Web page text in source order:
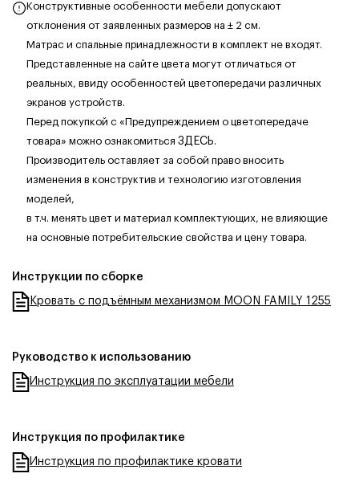
Конструктивные особенности мебели допускают
отклонения от заявленных размеров на ± 2 см.
Матрас и спальные принадлежности в комплект не входят.
Представленные на сайте цвета могут отличаться от
реальных, ввиду особенностей цветопередачи различных
экранов устройств.
Перед покупкой с «Предупреждением о цветопередаче
товара» можно ознакомиться ЗДЕСЬ.
Производитель оставляет за собой право вносить
изменения в конструктив и технологию изготовления
моделей,
в т.ч. менять цвет и материал комплектующих, не влияющие
на основные потребительские свойства и цену товара.
Инструкции по сборке
Кровать с подъёмным механизмом MOON FAMILY 1255
Руководство к использованию
Инструкция по эксплуатации мебели
Инструкция по профилактике
Инструкция по профилактике кровати